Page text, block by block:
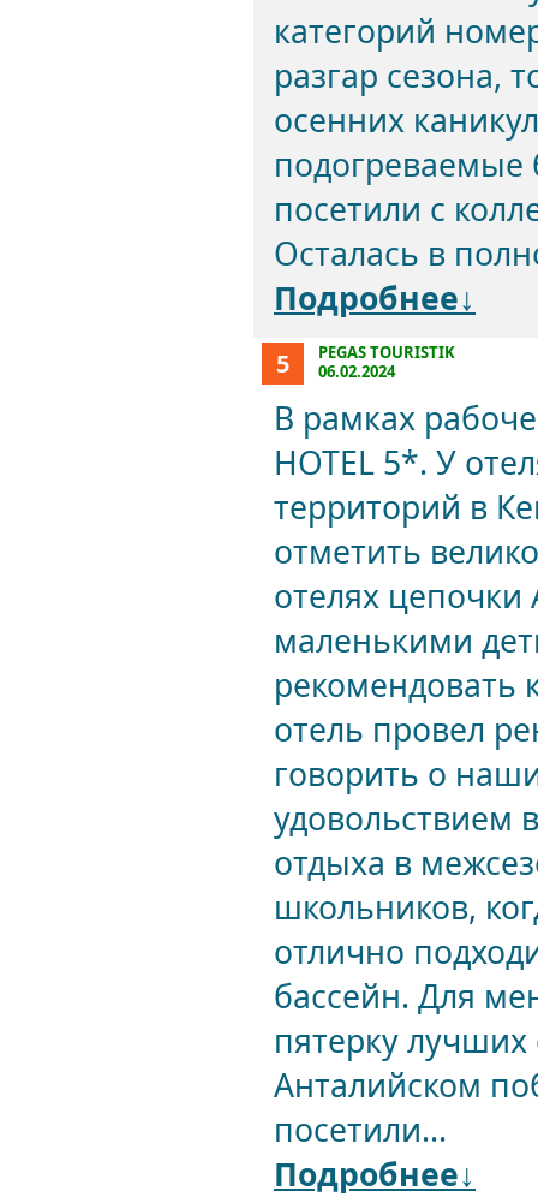
категорий
разгар сезона,
осенних
подогреваемые
посетили с
Осталась в
Подробнее↓
5
PEGAS TOURISTIK
06.02.2024
В рамках
HOTEL 5*. У
территорий в
отметить
отелях цепочки
маленькими
рекомендовать
отель провел
говорить о
удовольствием
отдыха в
школьников,
отлично
бассейн. Для
пятерку лучших
Анталийском
посетили...
Подробнее↓